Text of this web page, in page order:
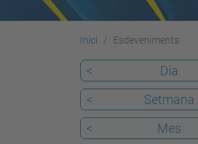
Inici Esdeveniments
< Dia
<
Setmana
<
Mes